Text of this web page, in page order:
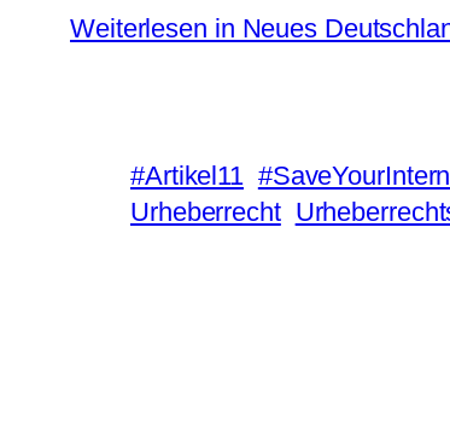
Weiterlesen in Neues
#Artikel11
Urheberrecht